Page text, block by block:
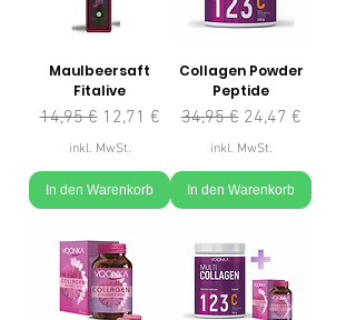
Maulbeersaft
Fitalive
Standardpreis
14,95 € Sale-Preis
12,71 €
inkl. MwSt.
In den Warenkorb
Collagen Powder
Peptide
Standardpreis
34,95 € Sale-Preis
24,47 €
inkl. MwSt.
In den Warenkorb